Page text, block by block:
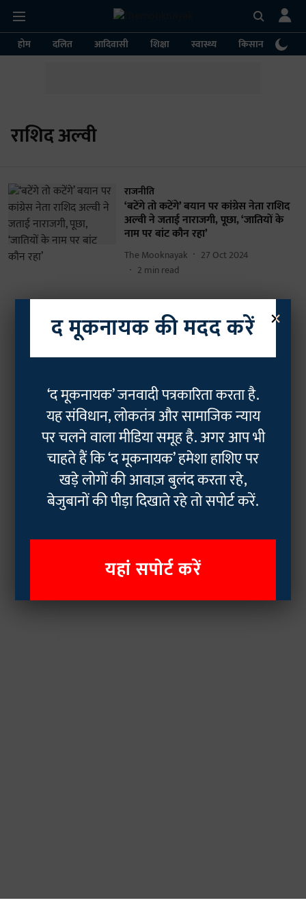
होम दलित आदिवासी शिक्षा स्वास्थ्य किसान
राशिद अल्वी
राजनीति
‘बटेंगे तो कटेंगे’ बयान पर कांग्रेस नेता राशिद
अल्वी ने जताई नाराजगी, पूछा, ‘जातियों के
नाम पर बांट कौन रहा’
The Mooknayak
27 Oct 2024
2 min read
×
द मूकनायक की मदद करें
‘द मूकनायक’ जनवादी पत्रकारिता करता है.
यह संविधान, लोकतंत्र और सामाजिक न्याय
पर चलने वाला मीडिया समूह है. अगर आप भी
चाहते हैं कि ‘द मूकनायक’ हमेशा हाशिए पर
खड़े लोगों की आवाज़ बुलंद करता रहे,
बेजुबानों की पीड़ा दिखाते रहे तो सपोर्ट करें.
यहां सपोर्ट करें